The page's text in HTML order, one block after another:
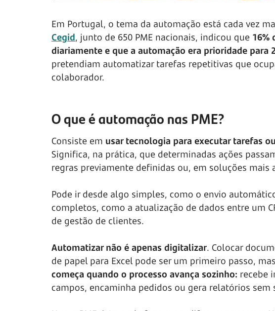
Em Portugal, o tema da automação está cada vez
Cegid, junto de 650 PME nacionais, indicou que 16%
diariamente e que a automação era prioridade para
pretendiam automatizar tarefas repetitivas que
colaborador.
O que é automação nas PME?
Consiste em usar tecnologia para executar tarefas
Significa, na prática, que determinadas ações
regras previamente definidas ou, em soluções
Pode ir desde algo simples, como o envio
completos, como a atualização de dados entre um
de gestão de clientes.
Automatizar não é apenas digitalizar. Colocar
de papel para Excel pode ser um primeiro passo,
começa quando o processo avança sozinho: recebe
campos, encaminha pedidos ou gera relatórios